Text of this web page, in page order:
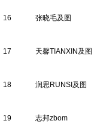
16 张晓毛及图
17 天馨TIANXIN及图
18 润思RUNSI及图
19 志邦zbom